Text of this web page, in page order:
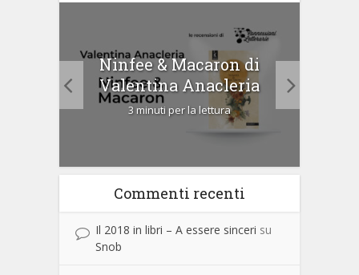
Ninfee & Macaron di
Valentina Anacleria
3 minuti per la lettura
Commenti recenti
Il 2018 in libri – A essere sinceri su
Snob